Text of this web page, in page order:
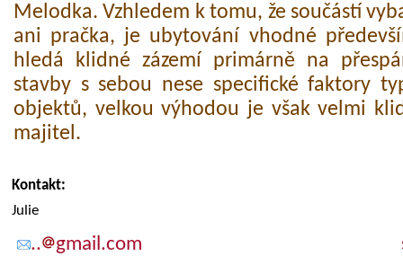
Melodka. Vzhledem k tomu, že součástí
ani pračka, je ubytování vhodné
hledá klidné zázemí primárně na
stavby s sebou nese specifické faktory
objektů, velkou výhodou je však velmi
majitel.
Kontakt:
Julie
.. gmail.com